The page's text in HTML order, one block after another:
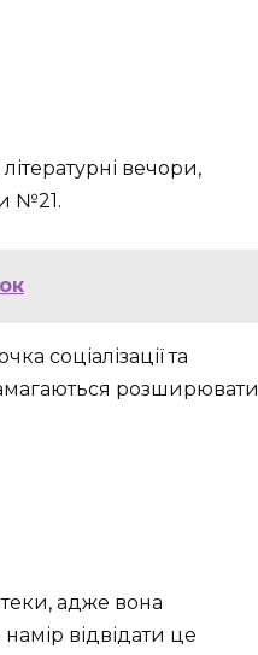
вечори,
№21.
соціалізації та
розширювати
адже вона
відвідати це